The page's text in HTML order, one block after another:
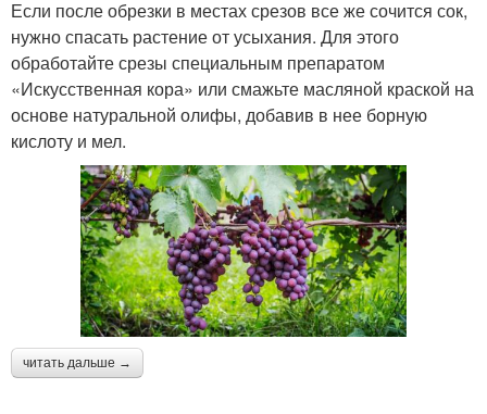
Если после обрезки в местах срезов все же сочится сок,
нужно спасать растение от усыхания. Для этого
обработайте срезы специальным препаратом
«Искусственная кора» или смажьте масляной краской на
основе натуральной олифы, добавив в нее борную
кислоту и мел.
читать дальше →